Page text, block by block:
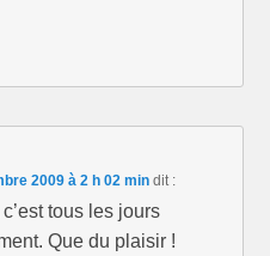
2009 à 2 h 02 min dit :
tous les jours
Que du plaisir !